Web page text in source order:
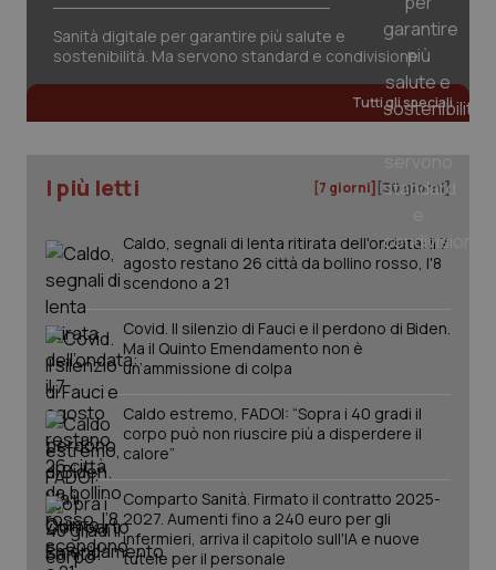
Sanità digitale per garantire più salute e
sostenibilità. Ma servono standard e condivisione
Tutti gli speciali
I più letti [7 giorni] [30 giorni]
Caldo, segnali di lenta ritirata dell'ondata: il 7
agosto restano 26 città da bollino rosso, l'8
scendono a 21
Covid. Il silenzio di Fauci e il perdono di Biden.
Ma il Quinto Emendamento non è
un’ammissione di colpa
Caldo estremo, FADOI: “Sopra i 40 gradi il
corpo può non riuscire più a disperdere il
calore”
Comparto Sanità. Firmato il contratto 2025-
2027. Aumenti fino a 240 euro per gli
infermieri, arriva il capitolo sull'IA e nuove
tutele per il personale
PHPSESSID
PHP.net
www.quotidianosanita.it